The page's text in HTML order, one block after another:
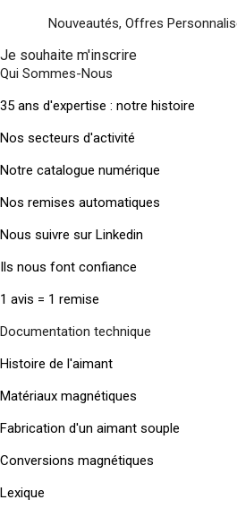
Nouveautés, Offres
Je souhaite m'inscrire
Qui Sommes-Nous
35 ans d'expertise : notre histoire
Nos secteurs d'activité
Notre catalogue numérique
Nos remises automatiques
Nous suivre sur Linkedin
Ils nous font confiance
1 avis = 1 remise
Documentation technique
Histoire de l'aimant
Matériaux magnétiques
Fabrication d'un aimant souple
Conversions magnétiques
Lexique